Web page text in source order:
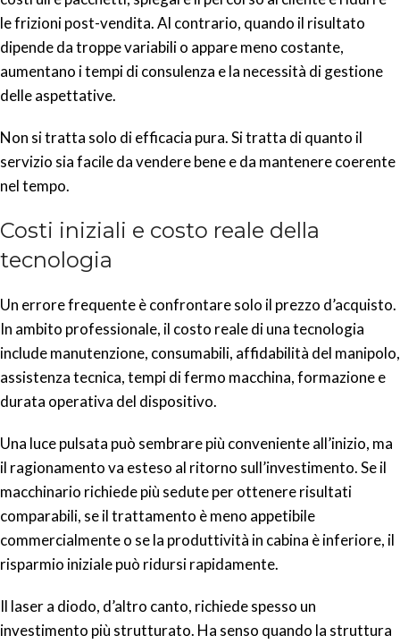
le frizioni post-vendita. Al contrario, quando il risultato
dipende da troppe variabili o appare meno costante,
aumentano i tempi di consulenza e la necessità di gestione
delle aspettative.
Non si tratta solo di efficacia pura. Si tratta di quanto il
servizio sia facile da vendere bene e da mantenere coerente
nel tempo.
Costi iniziali e costo reale della
tecnologia
Un errore frequente è confrontare solo il prezzo d’acquisto.
In ambito professionale, il costo reale di una tecnologia
include manutenzione, consumabili, affidabilità del manipolo,
assistenza tecnica, tempi di fermo macchina, formazione e
durata operativa del dispositivo.
Una luce pulsata può sembrare più conveniente all’inizio, ma
il ragionamento va esteso al ritorno sull’investimento. Se il
macchinario richiede più sedute per ottenere risultati
comparabili, se il trattamento è meno appetibile
commercialmente o se la produttività in cabina è inferiore, il
risparmio iniziale può ridursi rapidamente.
Il laser a diodo, d’altro canto, richiede spesso un
investimento più strutturato. Ha senso quando la struttura